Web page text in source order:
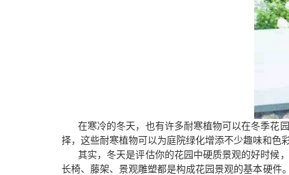
在寒冷的冬天，也有许多耐寒植物可以在冬季花
择，这些耐寒植物可以为庭院绿化增添不少趣味和色彩
其实，冬天是评估你的花园中硬质景观的好时候
长椅、藤架、景观雕塑都是构成花园景观的基本硬件